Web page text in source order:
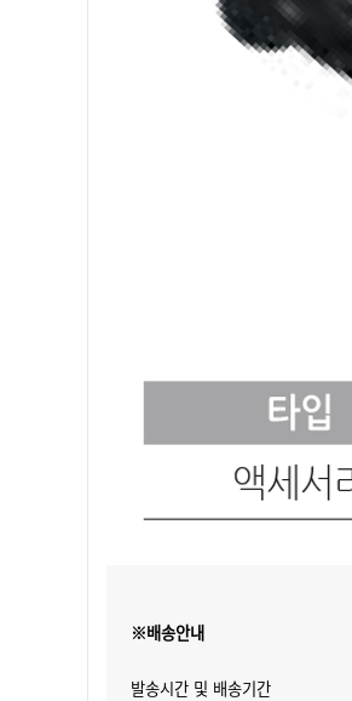
※배송안내
발송시간 및 배송기간